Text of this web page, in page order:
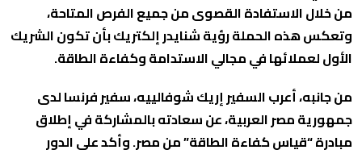
من خلال الاستفادة القصوى من جميع الفرص المتاحة،
وتعكس هذه الحملة رؤية شنايدر إلكتريك بأن تكون الشريك
الأول لعملائها في مجالي الاستدامة وكفاءة الطاقة.
من جانبه، أعرب السفير إريك شوفالييه، سفير فرنسا لدى
جمهورية مصر العربية، عن سعادته بالمشاركة في إطلاق
مبادرة “قياس كفاءة الطاقة” من مصر. وأكد على الدور